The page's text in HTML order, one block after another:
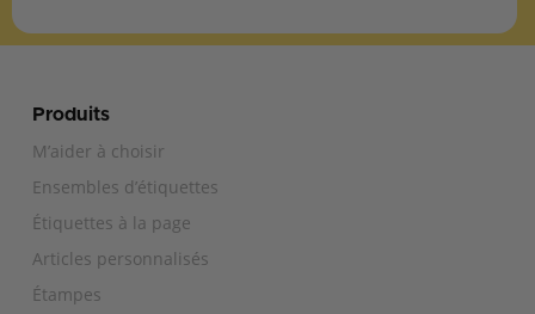
Produits
M’aider à choisir
Ensembles d’étiquettes
Étiquettes à la page
Articles personnalisés
Étampes